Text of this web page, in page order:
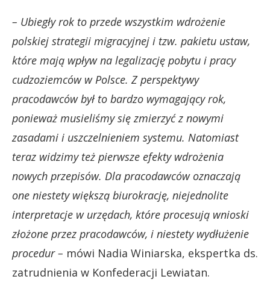
– Ubiegły rok to przede wszystkim wdrożenie
polskiej strategii migracyjnej i tzw. pakietu ustaw,
które mają wpływ na legalizację pobytu i pracy
cudzoziemców w Polsce. Z perspektywy
pracodawców był to bardzo wymagający rok,
ponieważ musieliśmy się zmierzyć z nowymi
zasadami i uszczelnieniem systemu. Natomiast
teraz widzimy też pierwsze efekty wdrożenia
nowych przepisów. Dla pracodawców oznaczają
one niestety większą biurokrację, niejednolite
interpretacje w urzędach, które procesują wnioski
złożone przez pracodawców, i niestety wydłużenie
procedur – mówi Nadia Winiarska, ekspertka ds.
zatrudnienia w Konfederacji Lewiatan.